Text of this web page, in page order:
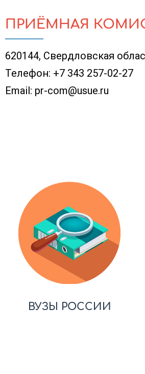
ПРИЁМНАЯ
620144, Свердловская
Телефон: +7 343 257-02-27
Email: pr-com@usue.ru
ВУЗЫ РОССИИ